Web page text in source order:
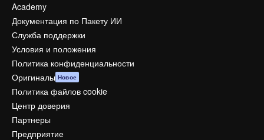
Academy
Документация по Пакету ИИ
Служба поддержки
Условия и положения
Политика конфиденциальности
Оригиналы Новое
Политика файлов cookie
Центр доверия
Партнеры
Предприятие